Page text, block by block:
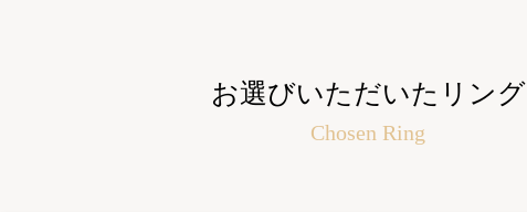
お選びいただいたリング
Chosen Ring